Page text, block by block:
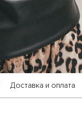
Доставка и оплата